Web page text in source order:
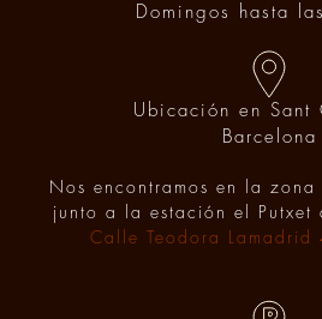
Domingos hasta
Ubicación en Sant
Barcelona
Nos encontramos en la
junto a la estación el Putxet
Calle Teodora Lamadrid